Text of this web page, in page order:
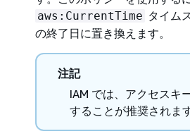
aws:CurrentTime タイム
の終了日に置き換えます。
注記
IAM では、アクセスキ
することが推奨されます